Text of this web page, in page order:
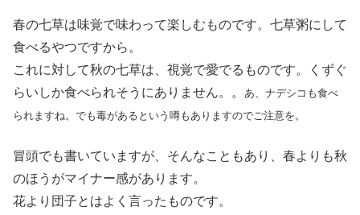
春の七草は味覚で味わって楽しむものです。七草粥にして
食べるやつですから。
これに対して秋の七草は、視覚で愛でるものです。くずぐ
らいしか食べられそうにありません。。 あ、ナデシコも食べ
られますね。でも毒があるという噂もありますのでご注意を。
冒頭でも書いていますが、そんなこともあり、春よりも秋
のほうがマイナー感があります。
花より団子とはよく言ったものです。